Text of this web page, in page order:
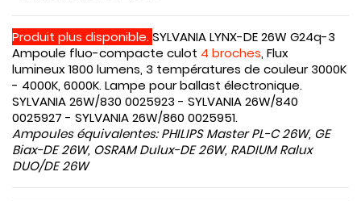
Produit plus disponible.SYLVANIA LYNX-DE 26W G24q-3
Ampoule fluo-compacte culot 4 broches, Flux
lumineux 1800 lumens, 3 températures de couleur 3000K
- 4000K, 6000K. Lampe pour ballast électronique.
SYLVANIA 26W/830 0025923 - SYLVANIA 26W/840
0025927 - SYLVANIA 26W/860 0025951.
Ampoules équivalentes: PHILIPS Master PL-C 26W, GE
Biax-DE 26W, OSRAM Dulux-DE 26W, RADIUM Ralux
DUO/DE 26W